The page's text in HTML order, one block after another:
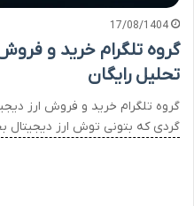
17/08/1404
گروه تلگرام خرید و
تحلیل رایگان
گروه تلگرام خرید و فروش ارز
گردی که بتونی توش ارز دیجیتال